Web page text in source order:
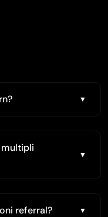
multipli
referral?